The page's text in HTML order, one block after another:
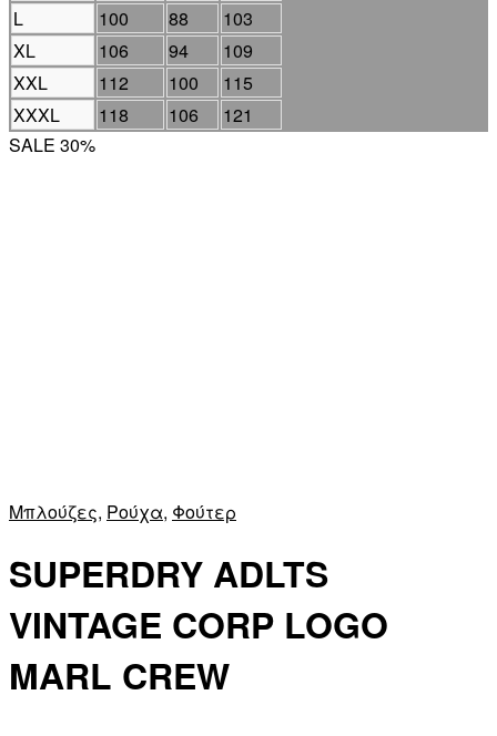
L
100 88
103
XL
106 94
109
XXL
112 100
115
XXXL
118 106
121
SALE 30%
Μπλούζες, Ρούχα, Φούτερ
SUPERDRY ADLTS
VINTAGE CORP LOGO
MARL CREW